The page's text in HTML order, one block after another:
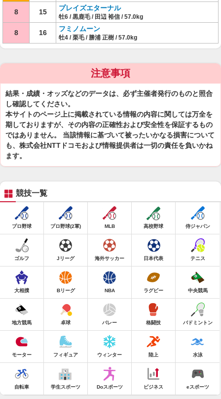
8 15 プレイズエターナル
牡6 / 黒鹿毛 / 田辺 裕信 / 57.0kg
8 16 フミノムーン
牡4 / 栗毛 / 勝浦 正樹 / 57.0kg
注意事項
結果・成績・オッズなどのデータは、必ず主催者発行のものと照合
し確認してください。
本サイトのページ上に掲載されている情報の内容に関しては万全を
期しておりますが、その内容の正確性および安全性を保証するもの
ではありません。 当該情報に基づいて被ったいかなる損害について
も、株式会社NTTドコモおよび情報提供者は一切の責任を負いかね
ます。
競技一覧
プロ野球 プロ野球(2軍) MLB 高校野球 侍ジャパン
ゴルフ Jリーグ 海外サッカー 日本代表 テニス
大相撲 Bリーグ NBA ラグビー 中央競馬
地方競馬 卓球 バレー 格闘技 バドミントン
モーター フィギュア ウィンター 陸上 水泳
自転車 学生スポーツ Doスポーツ ビジネス eスポーツ